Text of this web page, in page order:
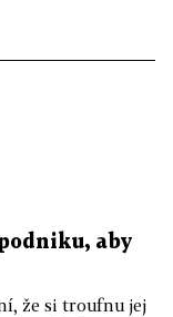
aby
že si troufnu jej